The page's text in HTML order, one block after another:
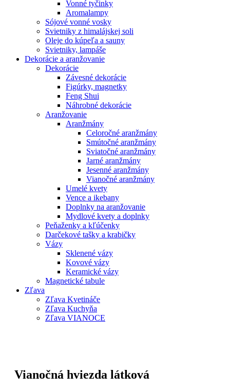
Vonné tyčinky
Aromalampy
Sójové vonné vosky
Svietniky z himalájskej soli
Oleje do kúpeľa a sauny
Svietniky, lampáše
Dekorácie a aranžovanie
Dekorácie
Závesné dekorácie
Figúrky, magnetky
Feng Shui
Náhrobné dekorácie
Aranžovanie
Aranžmány
Celoročné aranžmány
Smútočné aranžmány
Sviatočné aranžmány
Jarné aranžmány
Jesenné aranžmány
Vianočné aranžmány
Umelé kvety
Vence a ikebany
Doplnky na aranžovanie
Mydlové kvety a doplnky
Peňaženky a kľúčenky
Darčekové tašky a krabičky
Vázy
Sklenené vázy
Kovové vázy
Keramické vázy
Magnetické tabule
Zľava
Zľava Kvetináče
Zľava Kuchyňa
Zľava VIANOCE
Vianočná hviezda látková